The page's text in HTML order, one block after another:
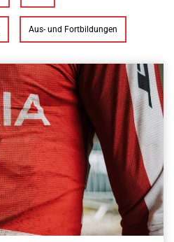
Aus- und Fortbildungen